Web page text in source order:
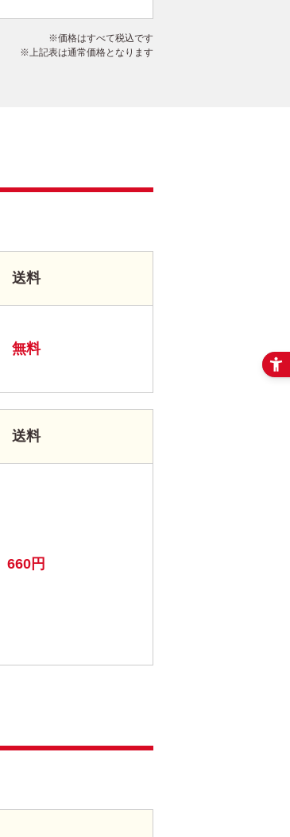
価格はすべて税込です
上記表は通常価格となります
送料
無料
送料
660円